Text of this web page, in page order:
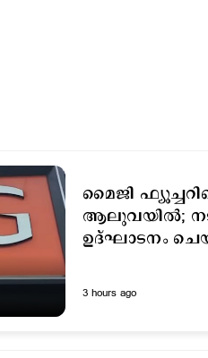
മൈജി
ആലുവയിൽ;
ഉദ്ഘാടനം
3 hours ago